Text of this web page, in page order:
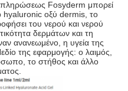
πληρώσεως Fosyderm μπορεί
hyaluronic οξύ dermis, το
του νερού και νερού
δερμάτων και τη
ανανεωμένο, η υγεία της
της εφαρμογής: ο λαιμός,
το στήθος και άλλο